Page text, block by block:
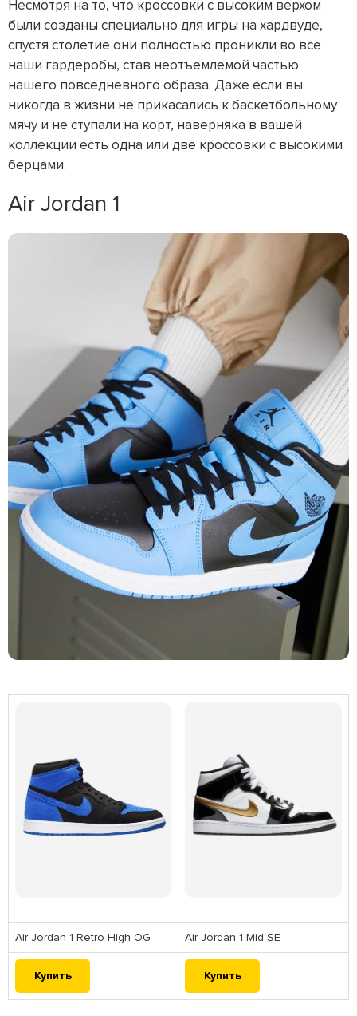
Несмотря на то, что кроссовки с высоким верхом
были созданы специально для игры на хардвуде,
спустя столетие они полностью проникли во все
наши гардеробы, став неотъемлемой частью
нашего повседневного образа. Даже если вы
никогда в жизни не прикасались к баскетбольному
мячу и не ступали на корт, наверняка в вашей
коллекции есть одна или две кроссовки с высокими
берцами.
Air Jordan 1
Air Jordan 1 Retro High OG Air Jordan 1 Mid SE
Купить Купить